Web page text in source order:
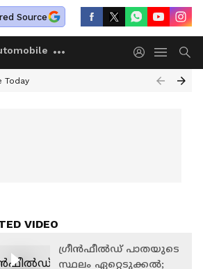
Source
Today
VIDEO
ഗ്രീൻഫീൽഡ് പാതയുടെ
സ്ഥലം ഏറ്റെടുക്കൽ;